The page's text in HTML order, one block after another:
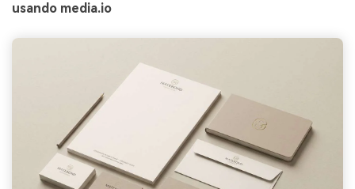
usando media.io